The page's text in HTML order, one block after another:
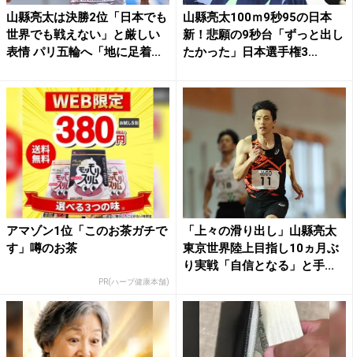
山縣亮太は決勝2位「日本でも
世界でも戦えない」と厳しい
表情 パリ五輪へ「地に足着...
山縣亮太100ｍ9秒95の日本
新！悲願の9秒台「ずっと出し
たかった」日本選手権3...
アマゾン1位「このお茶ガチで
す」噂のお茶
PR(ハーブ健康本舗)
「上々の滑り出し」山縣亮太
東京世界陸上目指し10ヵ月ぶ
り実戦「自信となる」と手...